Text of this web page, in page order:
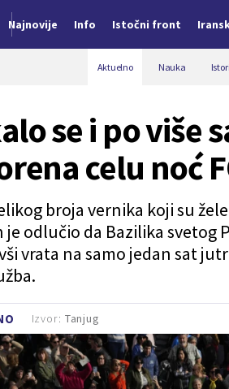
Najnovije Info Istočni front
Aktuelno Nauka
se i po više
celu noć
broja vernika koji su
je odlučio da Bazilika
vrata na samo jedan sat
Izvor: Tanjug